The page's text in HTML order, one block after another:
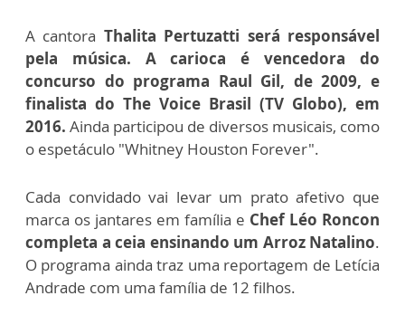
A cantora Thalita Pertuzatti será responsável
pela música. A carioca é vencedora do
concurso do programa Raul Gil, de 2009, e
finalista do The Voice Brasil (TV Globo), em
2016. Ainda participou de diversos musicais, como
o espetáculo "Whitney Houston Forever".
Cada convidado vai levar um prato afetivo que
marca os jantares em família e Chef Léo Roncon
completa a ceia ensinando um Arroz Natalino.
O programa ainda traz uma reportagem de Letícia
Andrade com uma família de 12 filhos.